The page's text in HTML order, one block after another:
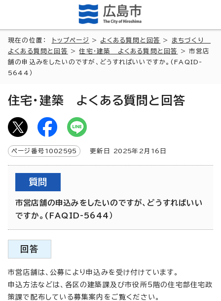
現在の位置： トップページ > よくある質問と回答 > まちづくり
よくある質問と回答
>住宅・建築 よくある質問と回答
> 市営店
舗の申込みをしたいのですが、どうすればいいですか。(FAQID-
5644）
住宅・建築 よくある質問と回答
ページ番号 1002595 更新日 2025年2月 16 日
質問
市営店舗の申込みをしたいのですが、どうすればいい
ですか。(FAQID-5644）
回答
市営店舗は、公募により申込みを受け付けています。
申込方法などは、各区の建築課及び市役所5階の住宅部住宅政
策課で配布している募集案内をご覧ください。